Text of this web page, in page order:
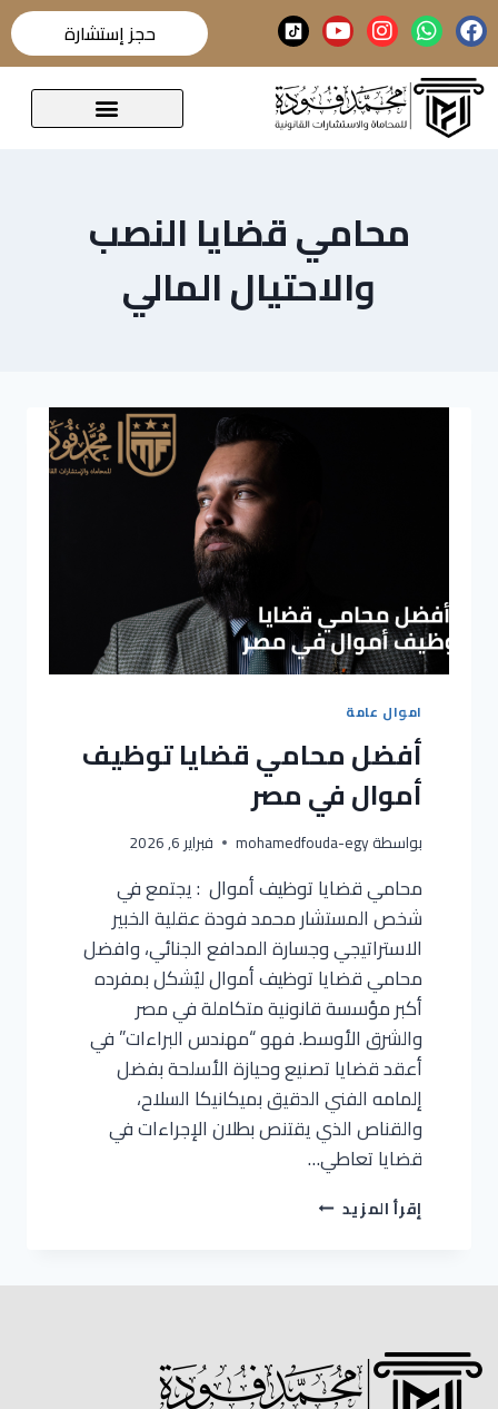
حجز إستشارة
محامي قضايا النصب
والاحتيال المالي
اموال عامة
أفضل محامي قضايا توظيف
أموال في مصر
بواسطةmohamedfouda-egy فبراير 6, 2026
محامي قضايا توظيف أموال : يجتمع في
شخص المستشار محمد فودة عقلية الخبير
الاستراتيجي وجسارة المدافع الجنائي، وافضل
محامي قضايا توظيف أموال ليُشكل بمفرده
أكبر مؤسسة قانونية متكاملة في مصر
والشرق الأوسط. فهو “مهندس البراءات” في
أعقد قضايا تصنيع وحيازة الأسلحة بفضل
إلمامه الفني الدقيق بميكانيكا السلاح،
والقناص الذي يقتنص بطلان الإجراءات في
قضايا تعاطي…
إقرأ المزيد